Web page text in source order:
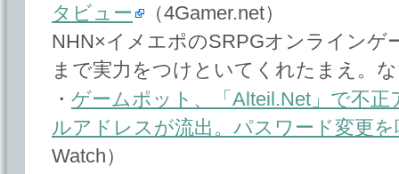
タビュー
（4Gamer.net）
NHN×イメエポのSRPGオンラインゲ
まで実力をつけといてくれたまえ。
・ ゲームポット、「Alteil.Net」で不
ルアドレスが流出。パスワード変更
Watch）